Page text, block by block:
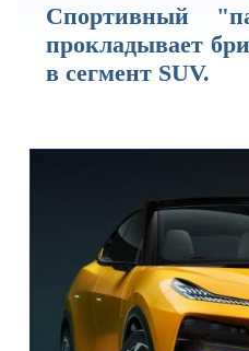
Спортивный
прокладывает
в сегмент SUV.